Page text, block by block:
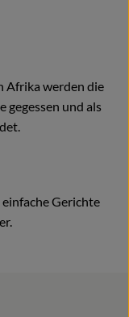
Afrika werden die
gegessen und als
Gerichte